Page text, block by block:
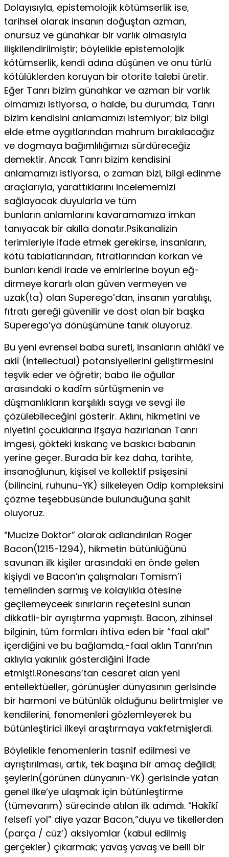
Dolayısıyla, epistemolojik kötümserlik ise,
tarihsel olarak insanın doğuştan azman,
onursuz ve günahkar bir varlık olmasıyla
ilişkilendirilmiştir; böylelikle epistemolojik
kötümserlik, kendi adına düşünen ve onu türlü
kö­tülüklerden koruyan bir otorite talebi üretir.
Eğer Tanrı bizim günahkar ve azman bir varlık
olmamızı istiyorsa, o halde, bu durumda, Tanrı
bizim kendisini anlamamızı istemiyor; biz bilgi
elde etme aygıtlarından mahrum bırakılacağız
ve dogmaya bağımlılığımızı sürdüreceğiz
demektir. Ancak Tanrı bizim kendisini
anlamamızı istiyorsa, o zaman bizi, bilgi edinme
araçlarıyla, yarattıklarını incelememizi
sağlayacak duyularla ve tüm
bunların anlamlarını kavaramamıza imkan
tanıyacak bir akılla donatır.Psikanalizin
terimleriyle ifade etmek gerekirse, insanların,
kötü tabiatlarından, fıtratlarından korkan ve
bunları kendi irade ve emirlerine boyun eğ­
dirmeye kararlı olan güven vermeyen ve
uzak(ta) olan Superego’dan, insanın yaratılışı,
fıtratı gereği güvenilir ve dost olan bir başka
Süperego’ya dönüşümüne tanık oluyoruz.
Bu yeni evrensel baba sureti, insanların ahlâ­kî ve
aklî (intellectual) potansiyellerini geliştirmesini
teşvik eder ve öğretir; baba ile oğullar
arasındaki o kadîm sürtüşmenin ve
düşmanlıkların karşılıklı saygı ve sevgi ile
çözülebileceğini gösterir. Aklını, hikmetini ve
niyetini çocuklarına ifşaya hazırlanan Tanrı
imgesi, gökteki kıskanç ve baskıcı babanın
yerine geçer. Burada bir kez daha, tarihte,
insanoğlunun, kişisel ve kollektif psişesini
(bilincini, ruhunu-YK) silkeleyen Odip kompleksini
çözme teşebbüsünde bulunduğuna şahit
oluyoruz.
“Mucize Doktor” olarak adlandırılan Roger
Bacon(1215-1294), hikmetin bütünlüğünü
savunan ilk kişiler arasındaki en önde gelen
kişiydi ve Bacon’ın çalışmaları Tomism’i
temelinden sarmış ve kolaylıkla ötesine
geçilemeyceek sınırların reçetesini sunan
dikkatli-bir ayrıştırma yapmıştı. Bacon, zihinsel
bilginin, tüm formları ihtiva eden bir “faal akıl”
içerdiğini ve bu bağlamda,-faal aklın Tanrı’nın
aklıyla yakınlık gösterdiğini İfade
etmişti.Rönesans’tan cesaret alan yeni
entellektüeller, gö­rünüşler dünyasının gerisinde
bir harmoni ve bütünlük olduğunu belirtmişler ve
kendilerini, fenomenleri gözlemleyerek bu
bütünleştirici ilkeyi araştırmaya vakfetmişlerdi.
Böylelikle fenomenlerin tasnif edilmesi ve
ayrıştırılması, artık, tek başına bir amaç değildi;
şeylerin(görünen dünyanın-YK) gerisinde yatan
genel ilke’ye ulaşmak için bütünleştirme
(tümevarım) sürecinde atı­lan ilk adımdı. “Hakîkî
felsefî yol” diye yazar Bacon,“duyu ve tikellerden
(parça / cüz’) aksiyomlar (kabul edilmiş
gerçekler) çıkarmak; yavaş yavaş ve belli bir